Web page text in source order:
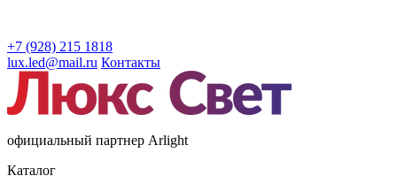
+7 (928) 215 1818
lux.led@mail.ru Контакты
официальный партнер Arlight
Каталог